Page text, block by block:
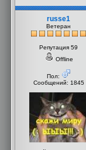
russe1
Ветеран
Репутация 59
Offline
Пол:
Сообщений: 1845